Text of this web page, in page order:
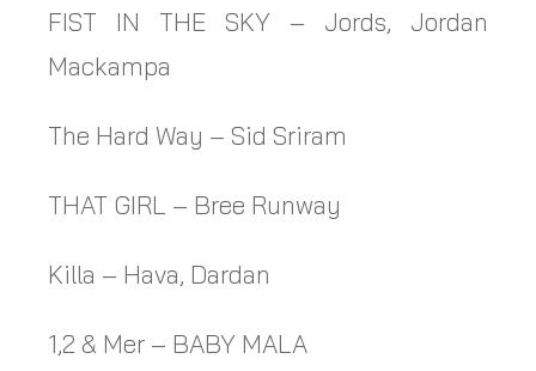
FIST IN THE SKY – Jords, Jordan
Mackampa
The Hard Way – Sid Sriram
THAT GIRL – Bree Runway
Killa – Hava, Dardan
1,2 & Mer – BABY MALA